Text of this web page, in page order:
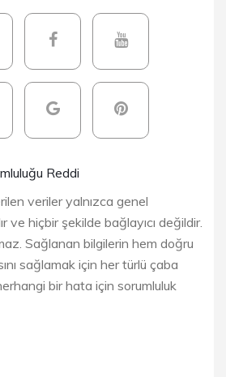
Reddi
veriler yalnızca genel
ve hiçbir şekilde bağlayıcı değildir.
Sağlanan bilgilerin hem doğru
sağlamak için her türlü çaba
bir hata için sorumluluk